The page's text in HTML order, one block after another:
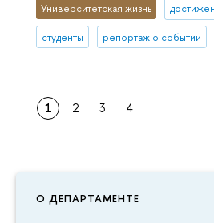
О ДЕПАРТАМЕНТЕ
Университетская жизнь
студенты репортаж о событии
1 2 3 4